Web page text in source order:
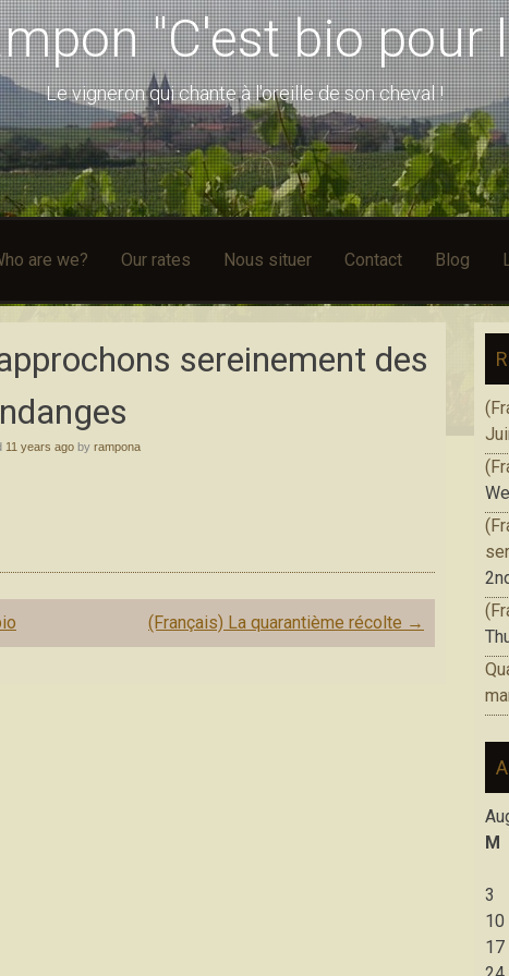
"C'est bio pour
Le vigneron qui chante à l'oreille de son cheval !
are we? Our rates Nous situer Contact Blog
sereinement des
11 years agoby rampona
(Français) La quarantième récolte →
M
3
10
17